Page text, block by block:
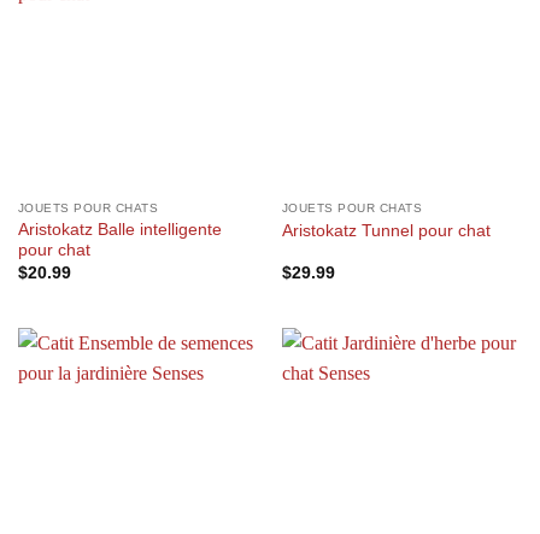
JOUETS POUR CHATS
Aristokatz Balle intelligente
pour chat
$20.99
JOUETS POUR CHATS
Aristokatz Tunnel pour chat
$29.99